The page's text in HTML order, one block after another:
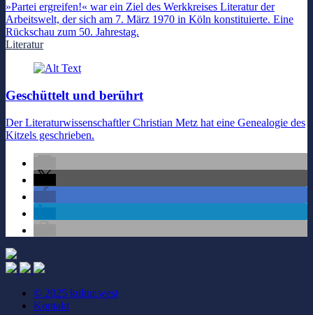
»Partei ergreifen!« war ein Ziel des Werkkreises Literatur der
Arbeitswelt, der sich am 7. März 1970 in Köln konstituierte. Eine
Rückschau zum 50. Jahrestag.
Literatur
Geschüttelt und berührt
Der Literaturwissenschaftler Christian Metz hat eine Genealogie des
Kitzels geschrieben.
© 2025 kultur.west
Kontakt